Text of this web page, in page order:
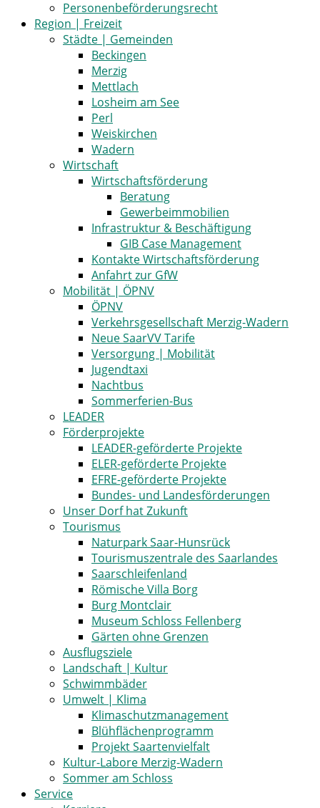
Personenbeförderungsrecht
Region | Freizeit
Städte | Gemeinden
Beckingen
Merzig
Mettlach
Losheim am See
Perl
Weiskirchen
Wadern
Wirtschaft
Wirtschaftsförderung
Beratung
Gewerbeimmobilien
Infrastruktur & Beschäftigung
GIB Case Management
Kontakte Wirtschaftsförderung
Anfahrt zur GfW
Mobilität | ÖPNV
ÖPNV
Verkehrsgesellschaft Merzig-Wadern
Neue SaarVV Tarife
Versorgung | Mobilität
Jugendtaxi
Nachtbus
Sommerferien-Bus
LEADER
Förderprojekte
LEADER-geförderte Projekte
ELER-geförderte Projekte
EFRE-geförderte Projekte
Bundes- und Landesförderungen
Unser Dorf hat Zukunft
Tourismus
Naturpark Saar-Hunsrück
Tourismuszentrale des Saarlandes
Saarschleifenland
Römische Villa Borg
Burg Montclair
Museum Schloss Fellenberg
Gärten ohne Grenzen
Ausflugsziele
Landschaft | Kultur
Schwimmbäder
Umwelt | Klima
Klimaschutzmanagement
Blühflächenprogramm
Projekt Saartenvielfalt
Kultur-Labore Merzig-Wadern
Sommer am Schloss
Service